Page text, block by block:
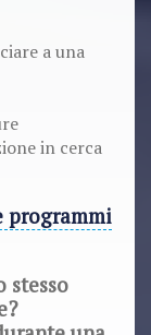
a una
in cerca
programmi
stesso